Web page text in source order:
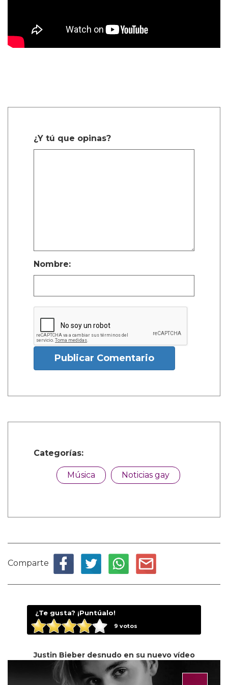
¿Y tú que opinas?
Nombre:
Publicar Comentario
Categorías:
Música Noticias gay
Comparte
¿Te gusta? ¡Puntúalo!
9 votos
Justin Bieber desnudo en su nuevo vídeo